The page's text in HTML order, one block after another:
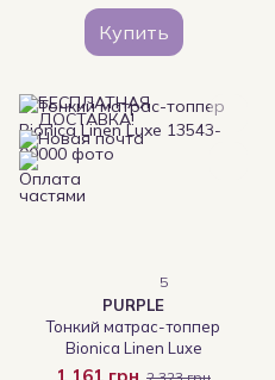
Купить
5
PURPLE
Тонкий матрас-топпер
Bionica Linen Luxe